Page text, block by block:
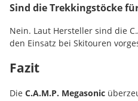
Sind die Trekkingstöcke
Nein. Laut Hersteller sind die
den Einsatz bei Skitouren
Fazit
Die C.A.M.P. Megasonic